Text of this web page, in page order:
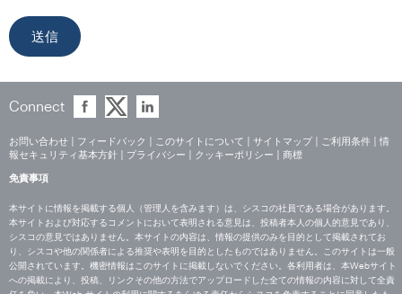
Connect
お問い合わせ フィードバック このサイトについて サイトマップ ご利用条件
情
報セキュリティ基本方針
プライバシー クッキーポリシー 商標
免責事項
本サイトに情報を掲載する個人（管理人を含みます）は、シスコの社員である場合があります。
本サイトおよび対応するコメントにおいて表明される意見は、投稿者本人の個人的意見であり、
シスコの意見ではありません。本サイトの内容は、情報の提供のみを目的として掲載されてお
り、シスコや他の関係者による推奨や表明を目的としたものではありません。このサイトは一般
公開されています。機密情報はこのサイトに掲載しないでください。各利用者は、本Webサイト
への掲載により、投稿、リンクその他の方法でアップロードした全ての情報の内容に対して全責